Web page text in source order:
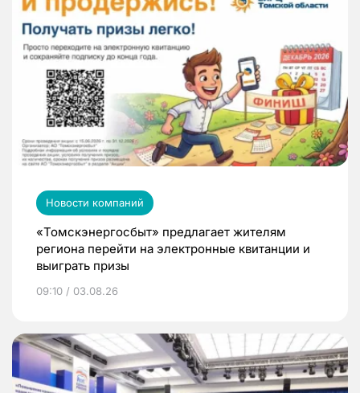
Новости компаний
«Томскэнергосбыт» предлагает жителям
региона перейти на электронные квитанции и
выиграть призы
09:10 / 03.08.26